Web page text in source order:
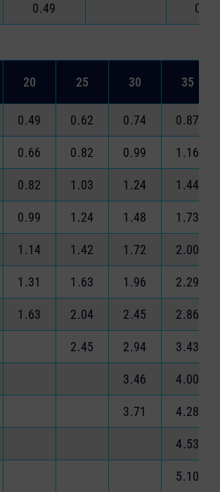
0.49 0.69
20 25 30 35
0.49 0.62 0.74 0.87
0.66 0.82 0.99 1.16
0.82 1.03 1.24 1.44
0.99 1.24 1.48 1.73
1.14 1.42 1.72 2.00
1.31 1.63 1.96 2.29
1.63 2.04 2.45 2.86
2.45 2.94 3.43
3.46 4.00
3.71 4.28
4.53
5.10